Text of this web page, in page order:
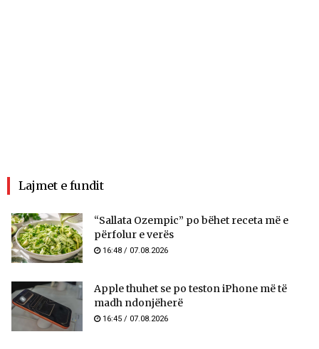
Lajmet e fundit
“Sallata Ozempic” po bëhet receta më e
përfolur e verës
16:48 / 07.08.2026
Apple thuhet se po teston iPhone më të
madh ndonjëherë
16:45 / 07.08.2026